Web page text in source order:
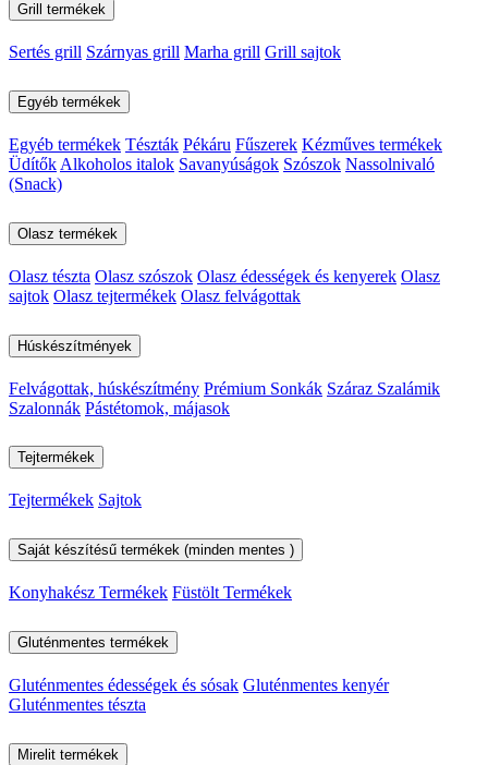
Grill termékek
Sertés grill Szárnyas grill Marha grill Grill sajtok
Egyéb termékek
Egyéb termékek Tészták Pékáru Fűszerek Kézműves termékek
Üdítők Alkoholos italok Savanyúságok Szószok Nassolnivaló
(Snack)
Olasz termékek
Olasz tészta Olasz szószok Olasz édességek és kenyerek Olasz
sajtok Olasz tejtermékek Olasz felvágottak
Húskészítmények
Felvágottak, húskészítmény Prémium Sonkák Száraz Szalámik
Szalonnák Pástétomok, májasok
Tejtermékek
Tejtermékek Sajtok
Saját készítésű termékek (minden mentes )
Konyhakész Termékek Füstölt Termékek
Gluténmentes termékek
Gluténmentes édességek és sósak Gluténmentes kenyér
Gluténmentes tészta
Mirelit termékek